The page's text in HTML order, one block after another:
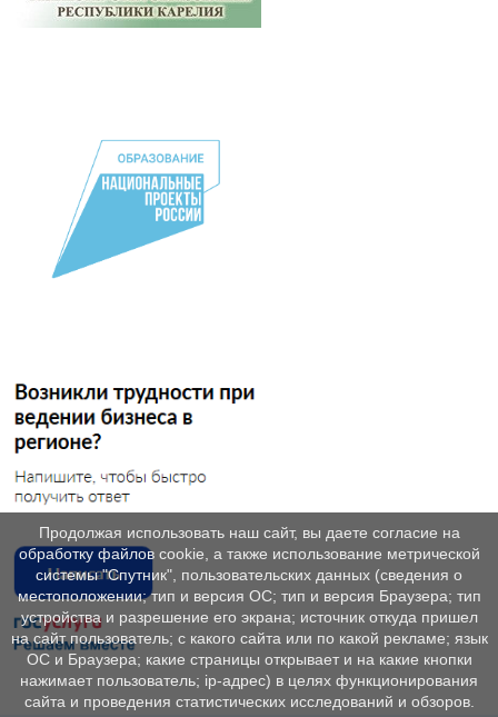
Продолжая использовать наш сайт, вы даете согласие на
обработку файлов cookie, а также использование метрической
системы "Спутник", пользовательских данных (сведения о
местоположении; тип и версия ОС; тип и версия Браузера; тип
устройства и разрешение его экрана; источник откуда пришел
на сайт пользователь; с какого сайта или по какой рекламе; язык
ОС и Браузера; какие страницы открывает и на какие кнопки
нажимает пользователь; ip-адрес) в целях функционирования
сайта и проведения статистических исследований и обзоров.